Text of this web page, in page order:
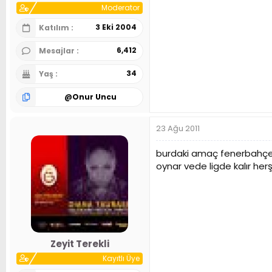
Moderator
Katılım
3 Eki 2004
Mesajlar 6,412
Yaş 34
@Onur Uncu
Zeyit Terekli
Kayıtlı Üye
23 Ağu 2011
burdaki amaç
oynar vede ligde kalır